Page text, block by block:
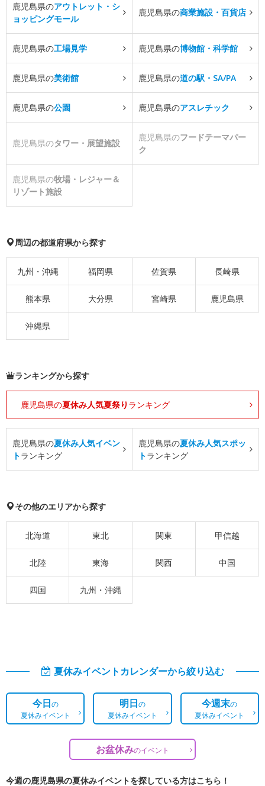
鹿児島県のアウトレット・シ
ョッピングモール
鹿児島県の商業施設・百貨店
鹿児島県の工場見学 鹿児島県の博物館・科学館
鹿児島県の美術館 鹿児島県の道の駅・SA/PA
鹿児島県の公園 鹿児島県のアスレチック
鹿児島県のタワー・展望施設
鹿児島県のフードテーマパー
ク
鹿児島県の牧場・レジャー＆
リゾート施設
周辺の都道府県から探す
九州・沖縄 福岡県 佐賀県 長崎県
熊本県 大分県 宮崎県 鹿児島県
沖縄県
ランキングから探す
鹿児島県の夏休み人気夏祭り ランキング
鹿児島県の夏休み人気イベン
トランキング
鹿児島県の夏休み人気スポッ
トランキング
その他のエリアから探す
北海道 東北 関東 甲信越
北陸 東海 関西 中国
四国 九州・沖縄
夏休みイベントカレンダーから絞り込む
今日の
夏休みイベント
明日の
夏休みイベント
今週末の
夏休みイベント
お盆休みのイベント
今週の鹿児島県の夏休みイベントを探している方はこちら！